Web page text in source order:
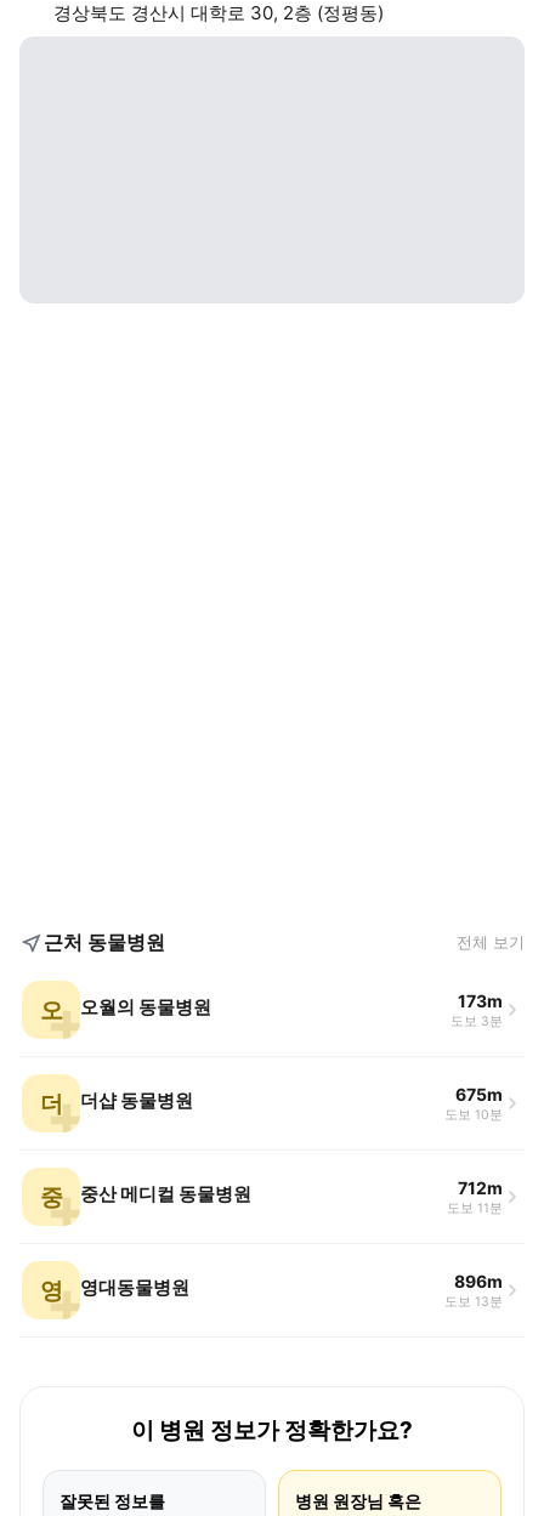
경상북도 경산시 대학로 30, 2층 (정평동)
근처 동물병원 전체 보기
오 오월의 동물병원 173m
도보 3분
더 더샵 동물병원 675m
도보 10분
중 중산 메디컬 동물병원 712m
도보 11분
영 영대동물병원 896m
도보 13분
이 병원 정보가 정확한가요?
잘못된 정보를
병원 원장님 혹은